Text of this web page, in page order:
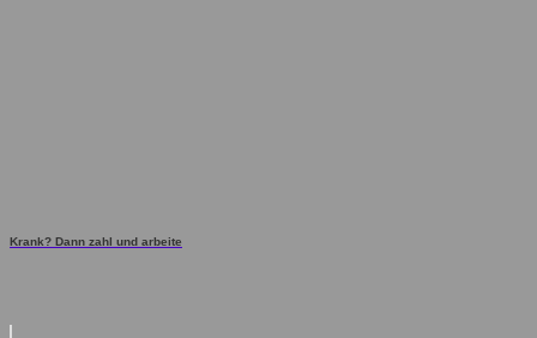
Krank? Dann zahl und arbeite